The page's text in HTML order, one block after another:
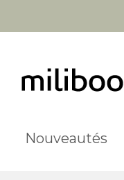
Nouveautés